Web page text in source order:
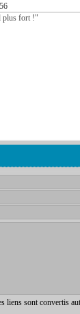
plus fort !"
liens sont convertis